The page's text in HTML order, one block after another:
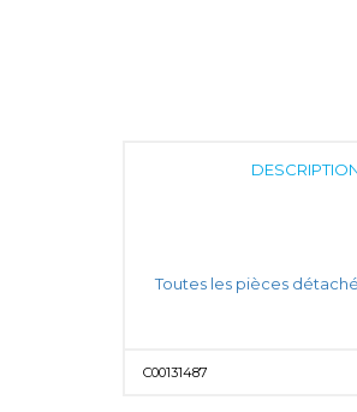
Toutes les pièces
C00131487